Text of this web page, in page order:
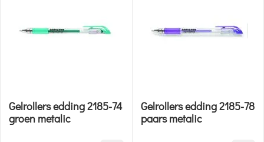
Gelrollers edding 2185-74
groen metalic
Gelrollers edding 2185-78
paars metalic